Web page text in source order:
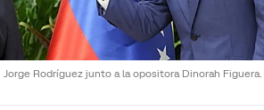
Jorge Rodríguez junto a la opositora Dinorah Figuera.